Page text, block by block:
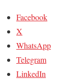
Facebook
X
WhatsApp
Telegram
LinkedIn